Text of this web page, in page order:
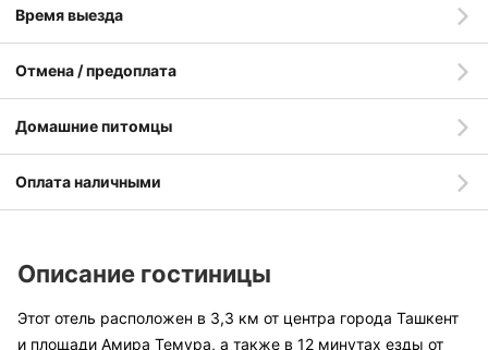
Время выезда
Отмена / предоплата
Домашние питомцы
Оплата наличными
Описание гостиницы
Этот отель расположен в 3,3 км от центра города Ташкент
и площади Амира Темура, а также в 12 минутах езды от